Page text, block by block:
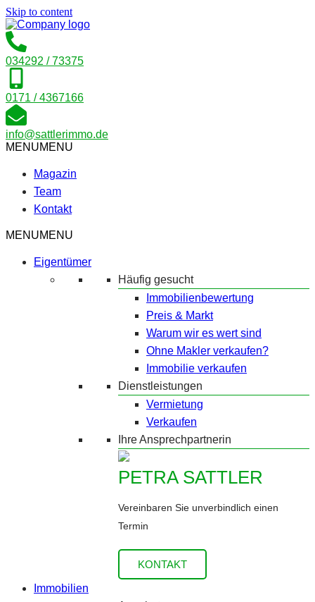
Skip to content
034292 / 73375
0171 / 4367166
info@sattlerimmo.de
MENUMENU
Magazin
Team
Kontakt
MENUMENU
Eigentümer
Häufig gesucht
Immobilienbewertung
Preis & Markt
Warum wir es wert sind
Ohne Makler verkaufen?
Immobilie verkaufen
Dienstleistungen
Vermietung
Verkaufen
Ihre Ansprechpartnerin
PETRA SATTLER
Vereinbaren Sie unverbindlich einen
Termin
KONTAKT
Immobilien